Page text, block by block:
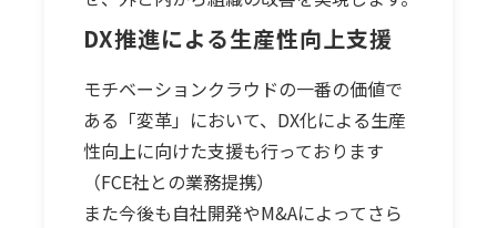
DX推進による生産性向上支援
モチベーションクラウドの一番の価値で
ある「変革」において、DX化による生産
性向上に向けた支援も行っております
（FCE社との業務提携）
また今後も自社開発やM&Aによってさら